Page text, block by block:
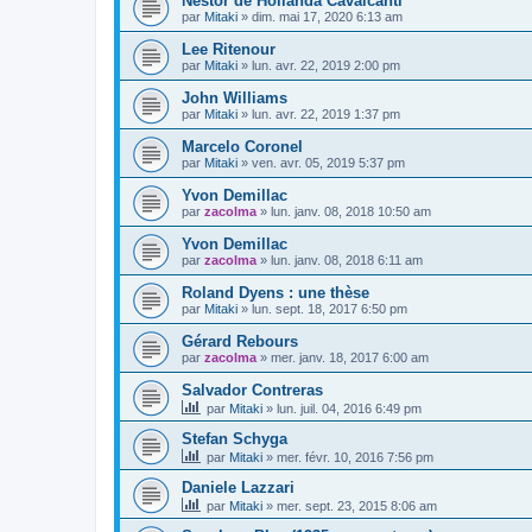
par Mitaki » dim. mai 17, 2020 6:13 am
Lee Ritenour
par Mitaki » lun. avr. 22, 2019 2:00 pm
John Williams
par Mitaki » lun. avr. 22, 2019 1:37 pm
Marcelo Coronel
par Mitaki » ven. avr. 05, 2019 5:37 pm
Yvon Demillac
par zacolma » lun. janv. 08, 2018 10:50 am
Yvon Demillac
par zacolma » lun. janv. 08, 2018 6:11 am
Roland Dyens : une thèse
par Mitaki » lun. sept. 18, 2017 6:50 pm
Gérard Rebours
par zacolma » mer. janv. 18, 2017 6:00 am
Salvador Contreras
par Mitaki » lun. juil. 04, 2016 6:49 pm
Stefan Schyga
par Mitaki » mer. févr. 10, 2016 7:56 pm
Daniele Lazzari
par Mitaki » mer. sept. 23, 2015 8:06 am